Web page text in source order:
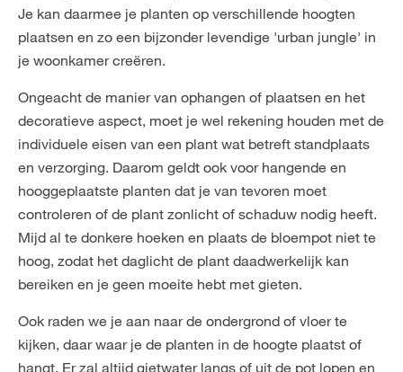
Je kan daarmee je planten op verschillende hoogten
plaatsen en zo een bijzonder levendige 'urban jungle' in
je woonkamer creëren.
Ongeacht de manier van ophangen of plaatsen en het
decoratieve aspect, moet je wel rekening houden met de
individuele eisen van een plant wat betreft standplaats
en verzorging. Daarom geldt ook voor hangende en
hooggeplaatste planten dat je van tevoren moet
controleren of de plant zonlicht of schaduw nodig heeft.
Mijd al te donkere hoeken en plaats de bloempot niet te
hoog, zodat het daglicht de plant daadwerkelijk kan
bereiken en je geen moeite hebt met gieten.
Ook raden we je aan naar de ondergrond of vloer te
kijken, daar waar je de planten in de hoogte plaatst of
hangt. Er zal altijd gietwater langs of uit de pot lopen en